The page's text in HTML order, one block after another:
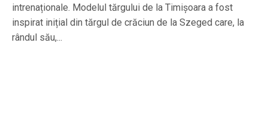
intrenaționale. Modelul tărgului de la Timișoara a fost
inspirat inițial din tărgul de crăciun de la Szeged care, la
rândul său,...